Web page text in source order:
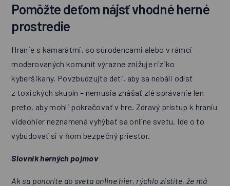
Pomôžte deťom nájsť vhodné herné
prostredie
Hranie s kamarátmi, so súrodencami alebo v rámci
moderovaných komunít výrazne znižuje riziko
kyberšikany. Povzbudzujte deti, aby sa nebáli odísť
z toxických skupín – nemusia znášať zlé správanie len
preto, aby mohli pokračovať v hre. Zdravý prístup k hraniu
videohier neznamená vyhýbať sa online svetu. Ide o to
vybudovať si v ňom bezpečný priestor.
Slovník herných pojmov
Ak sa ponoríte do sveta online hier, rýchlo zistíte, že má